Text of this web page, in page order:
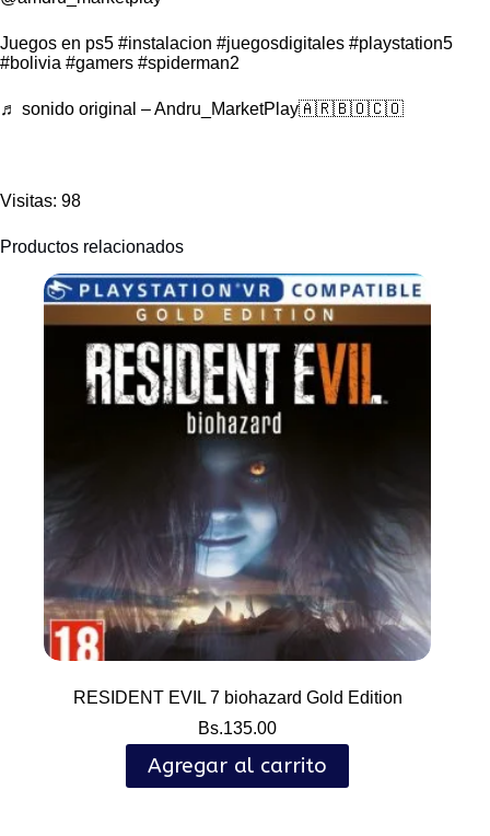
Juegos en ps5 #instalacion #juegosdigitales #playstation5
#bolivia #gamers #spiderman2
♬ sonido original – Andru_MarketPlay🇦🇷🇧🇴🇨🇴
Visitas: 98
Productos relacionados
RESIDENT EVIL 7 biohazard Gold Edition
Bs.135.00
Agregar al carrito